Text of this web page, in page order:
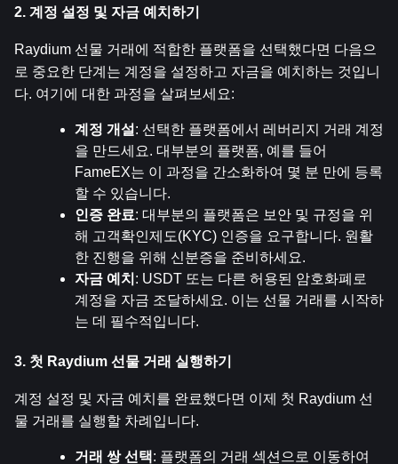
2. 계정 설정 및 자금 예치하기
Raydium 선물 거래에 적합한 플랫폼을 선택했다면 다음으
로 중요한 단계는 계정을 설정하고 자금을 예치하는 것입니
다. 여기에 대한 과정을 살펴보세요:
계정 개설 : 선택한 플랫폼에서 레버리지 거래 계정
을 만드세요. 대부분의 플랫폼, 예를 들어
FameEX는 이 과정을 간소화하여 몇 분 만에 등록
할 수 있습니다.
인증 완료: 대부분의 플랫폼은 보안 및 규정을 위
해 고객확인제도(KYC) 인증을 요구합니다. 원활
한 진행을 위해 신분증을 준비하세요.
자금 예치 : USDT 또는 다른 허용된 암호화폐로
계정을 자금 조달하세요. 이는 선물 거래를 시작하
는 데 필수적입니다.
3. 첫 Raydium 선물 거래 실행하기
계정 설정 및 자금 예치를 완료했다면 이제 첫 Raydium 선
물 거래를 실행할 차례입니다.
거래 쌍 선택: 플랫폼의 거래 섹션으로 이동하여